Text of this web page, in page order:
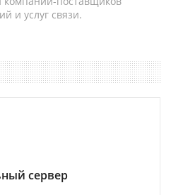
и услуг связи.
сервер